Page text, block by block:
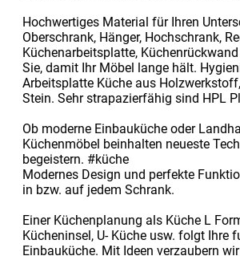
Hochwertiges Material für Ihren
Oberschrank, Hänger, Hochschrank,
Küchenarbeitsplatte,
Sie, damit Ihr Möbel lange hält.
Arbeitsplatte Küche aus
Stein. Sehr strapazierfähig sind HPL
Ob moderne Einbauküche oder
Küchenmöbel beinhalten neueste
begeistern. #küche
Modernes Design und perfekte
in bzw. auf jedem Schrank.
Einer Küchenplanung als Küche L
Kücheninsel, U- Küche usw. folgt Ihre
Einbauküche. Mit Ideen verzaubern